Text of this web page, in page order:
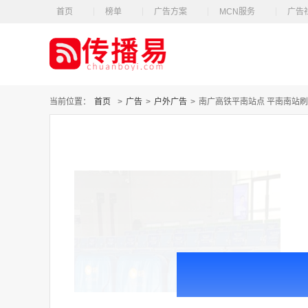
首页 榜单 广告方案 MCN服务 广告
当前位置： 首页 > 广告 > 户外广告 > 南广高铁平南站点 平南南站